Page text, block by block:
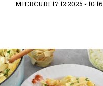
MIERCURI 17.12.2025 - 10:16